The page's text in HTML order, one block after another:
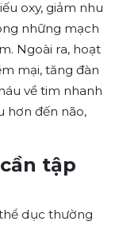
oxy, giảm nhu
những mạch
Ngoài ra, hoạt
mại, tăng đàn
về tim nhanh
hơn đến não,
tập
dục thường